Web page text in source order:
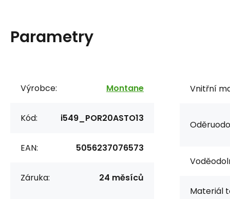
Parametry
Výrobce: Montane
Kód: i549_POR20ASTO13
EAN: 5056237076573
Záruka: 24 měsíců
Vnitřní
Materiál